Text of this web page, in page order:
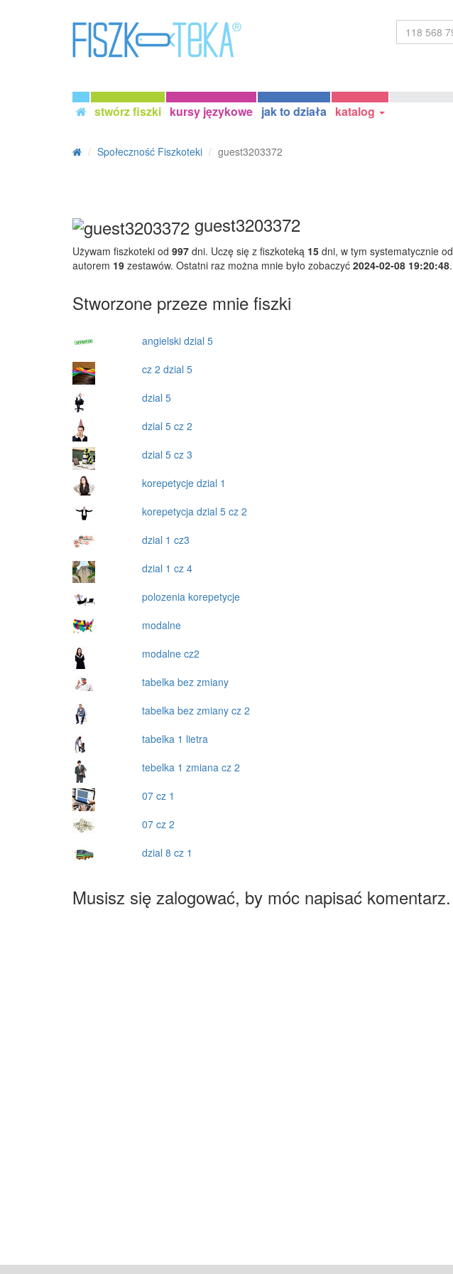
stwórz fiszki kursy językowe jak to działa katalog
Społeczność Fiszkoteki guest3203372
guest3203372
Używam fiszkoteki od 997 dni. Uczę się z fiszkoteką 15 dni, w tym systematycznie od
autorem 19 zestawów. Ostatni raz można mnie było zobaczyć 2024-02-08 19:20:48.
Stworzone przeze mnie fiszki
angielski dzial 5
cz 2 dzial 5
dzial 5
dzial 5 cz 2
dzial 5 cz 3
korepetycje dzial 1
korepetycja dzial 5 cz 2
dzial 1 cz3
dzial 1 cz 4
polozenia korepetycje
modalne
modalne cz2
tabelka bez zmiany
tabelka bez zmiany cz 2
tabelka 1 lietra
tebelka 1 zmiana cz 2
07 cz 1
07 cz 2
dzial 8 cz 1
Musisz się zalogować, by móc napisać komentarz.